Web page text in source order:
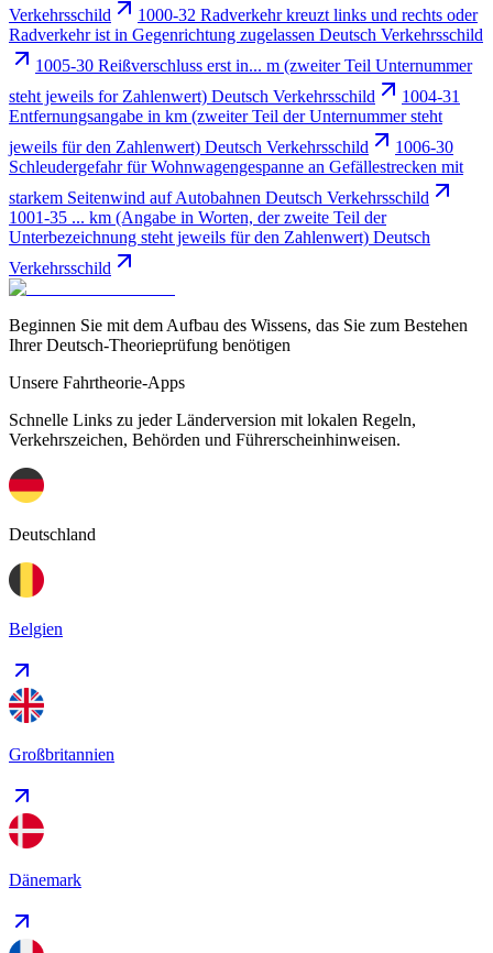
Verkehrsschild
1000-32 Radverkehr kreuzt links und rechts oder
Radverkehr ist in Gegenrichtung zugelassen Deutsch Verkehrsschild
1005-30 Reißverschluss erst in... m (zweiter Teil Unternummer
steht jeweils for Zahlenwert) Deutsch Verkehrsschild
1004-31
Entfernungsangabe in km (zweiter Teil der Unternummer steht
jeweils für den Zahlenwert) Deutsch Verkehrsschild
1006-30
Schleudergefahr für Wohnwagengespanne an Gefällestrecken mit
starkem Seitenwind auf Autobahnen Deutsch Verkehrsschild
1001-35 ... km (Angabe in Worten, der zweite Teil der
Unterbezeichnung steht jeweils für den Zahlenwert) Deutsch
Verkehrsschild
Beginnen Sie mit dem Aufbau des Wissens, das Sie zum Bestehen
Ihrer Deutsch-Theorieprüfung benötigen
Unsere Fahrtheorie-Apps
Schnelle Links zu jeder Länderversion mit lokalen Regeln,
Verkehrszeichen, Behörden und Führerscheinhinweisen.
Deutschland
Belgien
Großbritannien
Dänemark